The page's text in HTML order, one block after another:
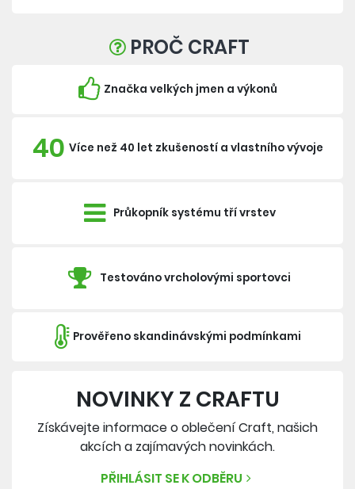
PROČ CRAFT
Značka velkých jmen a výkonů
40 Více než 40 let zkušeností a vlastního vývoje
Průkopník systému tří vrstev
Testováno vrcholovými sportovci
Prověřeno skandinávskými podmínkami
NOVINKY Z CRAFTU
Získávejte informace o oblečení Craft, našich
akcích a zajímavých novinkách.
PŘIHLÁSIT SE K ODBĚRU